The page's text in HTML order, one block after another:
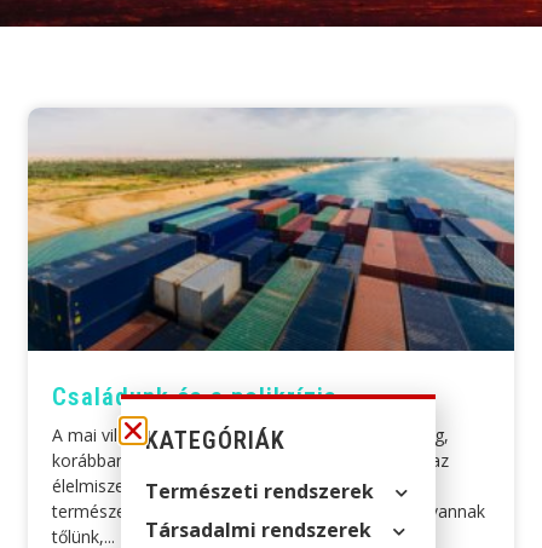
Családunk és a polikrízis
A mai világban, ahol minden mindennel összefügg,
korábban nem ismert kockázatok fenyegethetik az
élelmiszer ellátásunkat. Globális konfliktusok,
természeti katasztrófák, bár most még messze vannak
tőlünk,
KATEGÓRIÁK
Természeti rendszerek
Társadalmi rendszerek